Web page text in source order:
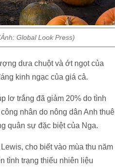
Global Look Press)
dưa chuột và ớt ngọt của
kinh ngạc của giá cả.
lơ trắng đã giảm 20% do tình
nhân do nông dân Anh thuê
quân sự đặc biệt của Nga.
cho biết vào mùa thu năm
tình trạng thiếu nhiên liệu